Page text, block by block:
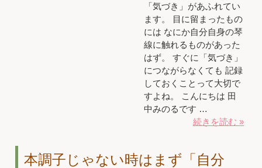
「気づき」があふれてい
ます。 目に留まったもの
には なにか自分自身の琴
線に触れるものがあった
はず。 すぐに「気づき」
につながらなくても 記録
しておくことって大切で
すよね。 こんにちは 田
中みのるです …
続きを読む »
本調子じゃない時はまず「自分